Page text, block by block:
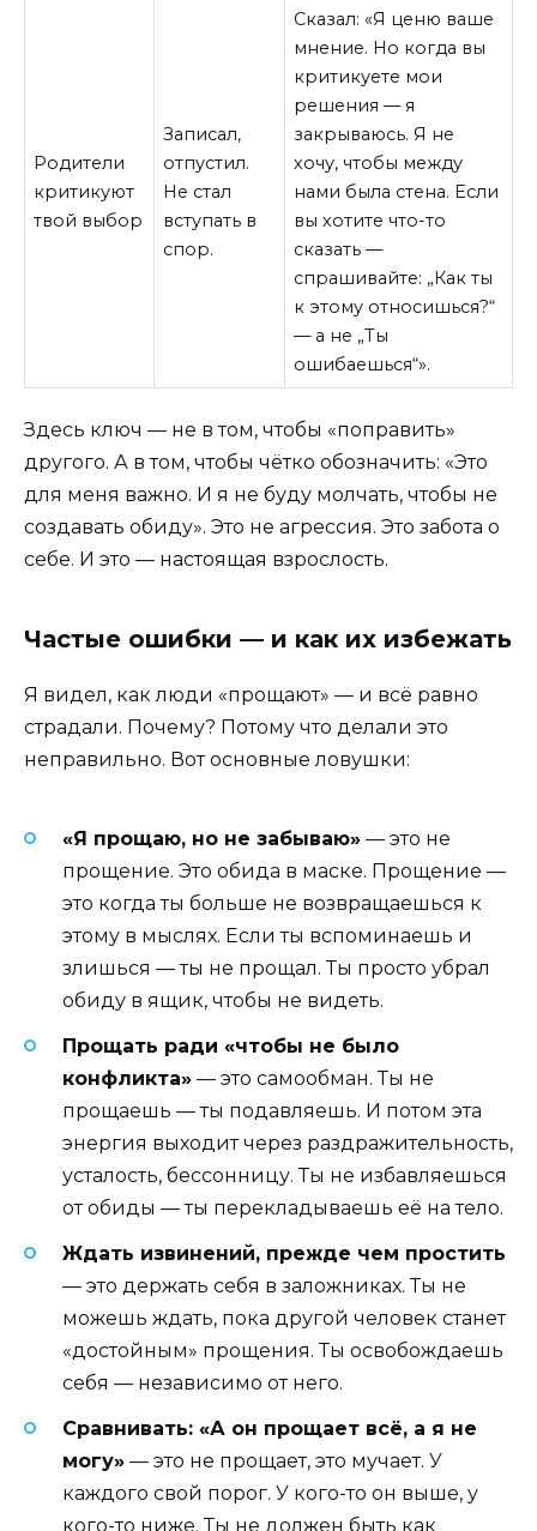
Родители
критикуют
твой выбор
Записал,
отпустил.
Не стал
вступать в
спор.
Сказал: «Я ценю ваше
мнение. Но когда вы
критикуете мои
решения — я
закрываюсь. Я не
хочу, чтобы между
нами была стена. Если
вы хотите что-то
сказать —
спрашивайте: „Как ты
к этому относишься?“
— а не „Ты
ошибаешься“».
Здесь ключ — не в том, чтобы «поправить»
другого. А в том, чтобы чётко обозначить: «Это
для меня важно. И я не буду молчать, чтобы не
создавать обиду». Это не агрессия. Это забота о
себе. И это — настоящая взрослость.
Частые ошибки — и как их избежать
Я видел, как люди «прощают» — и всё равно
страдали. Почему? Потому что делали это
неправильно. Вот основные ловушки:
«Я прощаю, но не забываю» — это не
прощение. Это обида в маске. Прощение —
это когда ты больше не возвращаешься к
этому в мыслях. Если ты вспоминаешь и
злишься — ты не прощал. Ты просто убрал
обиду в ящик, чтобы не видеть.
Прощать ради «чтобы не было
конфликта» — это самообман. Ты не
прощаешь — ты подавляешь. И потом эта
энергия выходит через раздражительность,
усталость, бессонницу. Ты не избавляешься
от обиды — ты перекладываешь её на тело.
Ждать извинений, прежде чем простить
— это держать себя в заложниках. Ты не
можешь ждать, пока другой человек станет
«достойным» прощения. Ты освобождаешь
себя — независимо от него.
Сравнивать: «А он прощает всё, а я не
могу» — это не прощает, это мучает. У
каждого свой порог. У кого-то он выше, у
кого-то ниже. Ты не должен быть как